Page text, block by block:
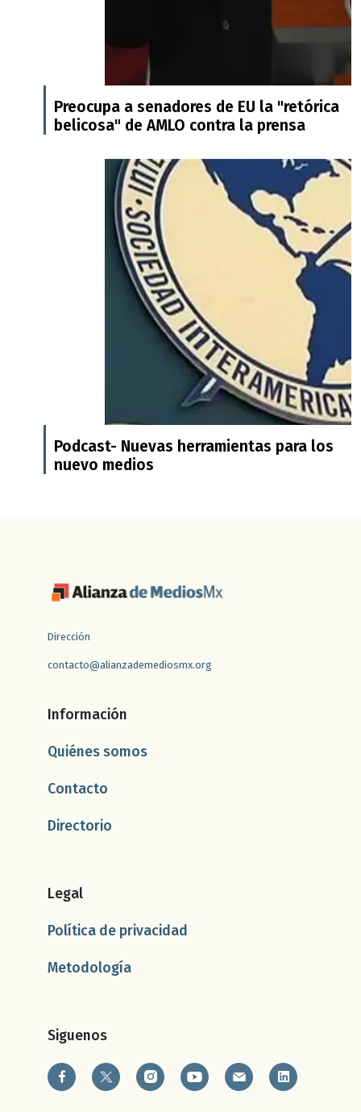
Preocupa a senadores de EU la "retórica
belicosa" de AMLO contra la prensa
Podcast- Nuevas herramientas para los
nuevo medios
Dirección
contacto@alianzademediosmx.org
Información
Quiénes somos
Contacto
Directorio
Legal
Política de privacidad
Metodología
Siguenos